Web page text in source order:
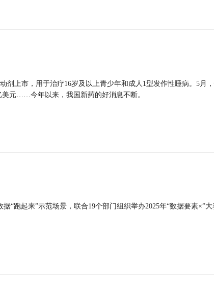
剂上市，用于治疗16岁及以上青少年和成人1型发作性睡病。5月
元……今年以来，我国新药的好消息不断。
“跑起来”示范场景，联合19个部门组织举办2025年“数据要素×”大